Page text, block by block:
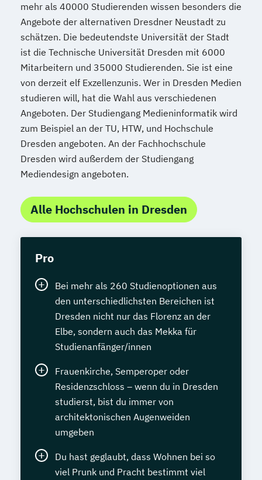
mehr als 40000 Studierenden wissen besonders die
Angebote der alternativen Dresdner Neustadt zu
schätzen. Die bedeutendste Universität der Stadt
ist die Technische Universität Dresden mit 6000
Mitarbeitern und 35000 Studierenden. Sie ist eine
von derzeit elf Exzellenzunis. Wer in Dresden Medien
studieren will, hat die Wahl aus verschiedenen
Angeboten. Der Studiengang Medieninformatik wird
zum Beispiel an der TU, HTW, und Hochschule
Dresden angeboten. An der Fachhochschule
Dresden wird außerdem der Studiengang
Mediendesign angeboten.
Alle Hochschulen in Dresden
Pro
Bei mehr als 260 Studienoptionen aus
den unterschiedlichsten Bereichen ist
Dresden nicht nur das Florenz an der
Elbe, sondern auch das Mekka für
Studienanfänger/innen
Frauenkirche, Semperoper oder
Residenzschloss – wenn du in Dresden
studierst, bist du immer von
architektonischen Augenweiden
umgeben
Du hast geglaubt, dass Wohnen bei so
viel Prunk und Pracht bestimmt viel